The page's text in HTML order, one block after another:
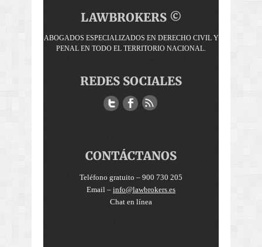
LAWBROKERS ©
ABOGADOS ESPECIALIZADOS EN DERECHO CIVIL Y
PENAL EN TODO EL TERRITORIO NACIONAL.
REDES SOCIALES
CONTÁCTANOS
Teléfono gratuito – 900 730 205
Email – info@lawbrokers.es
Chat en línea